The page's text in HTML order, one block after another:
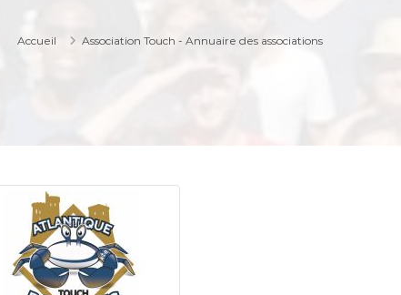
Accueil Association Touch - Annuaire des associations